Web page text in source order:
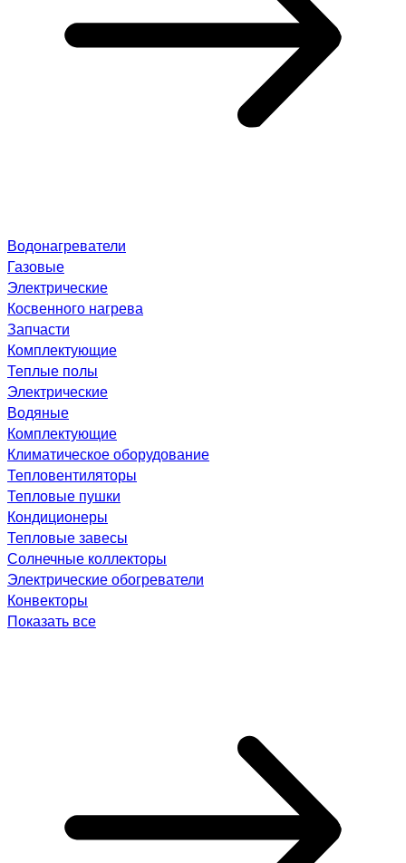
Водонагреватели
Газовые
Электрические
Косвенного нагрева
Запчасти
Комплектующие
Теплые полы
Электрические
Водяные
Комплектующие
Климатическое оборудование
Тепловентиляторы
Тепловые пушки
Кондиционеры
Тепловые завесы
Солнечные коллекторы
Электрические обогреватели
Конвекторы
Показать все